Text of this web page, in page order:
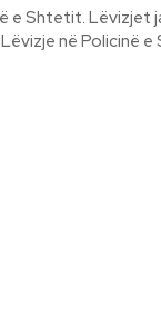
nga drejtori i